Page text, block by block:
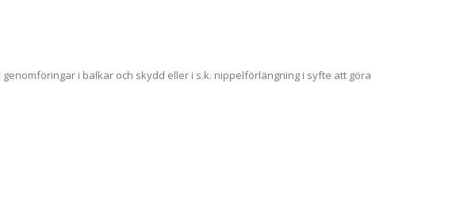
i balkar och skydd eller i s.k. nippelförlängning i syfte att göra